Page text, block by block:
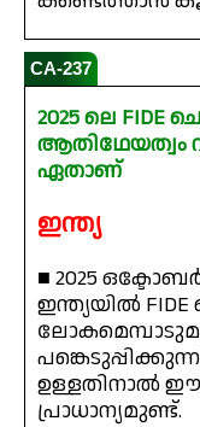
CA-237
2025 ലെ FIDE
ആതിഥേയത്വം
ഏതാണ്
ഇന്ത്യ
■ 2025
ഇന്ത്യയിൽ
ഉള്ളതിനാൽ ഈ
പ്രാധാന്യമുണ്ട്.